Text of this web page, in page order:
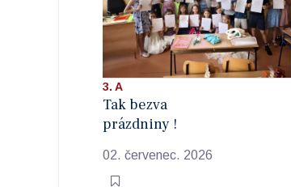
3. A
Tak bezva
prázdniny !
02. červenec. 2026